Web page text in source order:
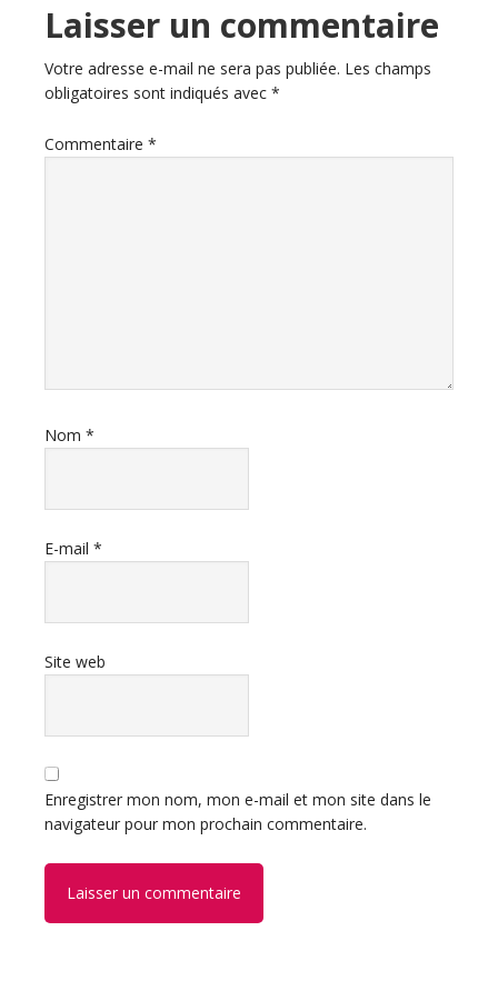
Interactions
du
lecteur
Laisser un commentaire
Votre adresse e-mail ne sera pas publiée. Les champs
obligatoires sont indiqués avec *
Commentaire *
Nom *
E-mail *
Site web
Enregistrer mon nom, mon e-mail et mon site dans le
navigateur pour mon prochain commentaire.